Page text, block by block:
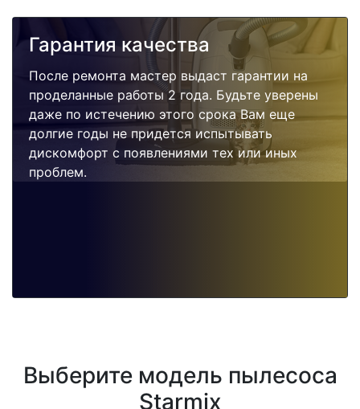
Гарантия качества
После ремонта мастер выдаст гарантии на
проделанные работы 2 года. Будьте уверены
даже по истечению этого срока Вам еще
долгие годы не придется испытывать
дискомфорт с появлениями тех или иных
проблем.
Выберите модель пылесоса
Starmix